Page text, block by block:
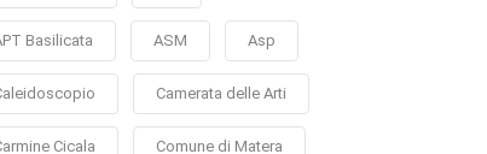
Basilicata ASM Asp
Camerata delle Arti
Cicala Comune di Matera